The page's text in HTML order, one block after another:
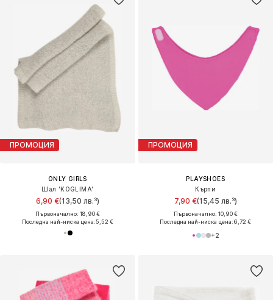
ПРОМОЦИЯ
ONLY GIRLS
Шал 'KOGLIMA'
6,90 €(13,50 лв.³)
Първоначално: 18,90 €
Последна най-ниска цена:5,52 €
ПРОМОЦИЯ
PLAYSHOES
Кърпи
7,90 €(15,45 лв.³)
Първоначално: 10,90 €
Последна най-ниска цена:6,72 €
+2